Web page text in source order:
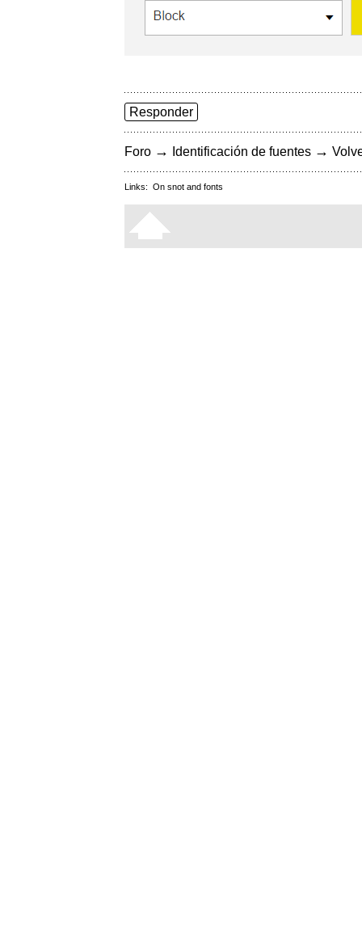
Responder
Foro → Identificación de fuentes →
Links: On snot and fonts